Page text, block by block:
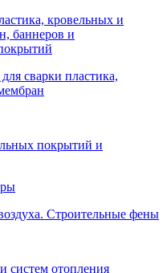
кровельных и
баннеров и
сварки пластика,
покрытий и
Строительные фены
систем отопления